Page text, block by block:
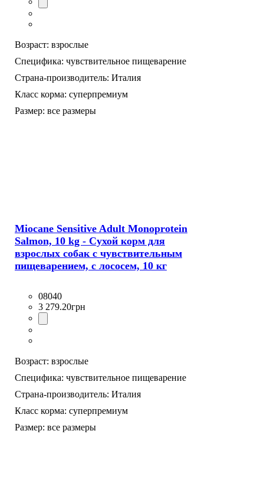
Возраст: взрослые
Специфика: чувствительное пищеварение
Страна-производитель: Италия
Класс корма: суперпремиум
Размер: все размеры
Miocane Sensitive Adult Monoprotein
Salmon, 10 kg - Сухой корм для
взрослых собак с чувствительным
пищеварением, с лососем, 10 кг
08040
3 279.20грн
Возраст: взрослые
Специфика: чувствительное пищеварение
Страна-производитель: Италия
Класс корма: суперпремиум
Размер: все размеры